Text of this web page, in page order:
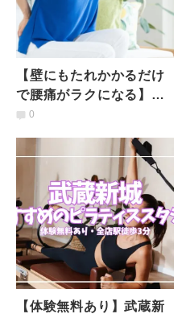
【壁にもたれかかるだけ
で腰痛がラクになる】簡
単だから運動嫌いの人も
0
【体験無料あり】武蔵新